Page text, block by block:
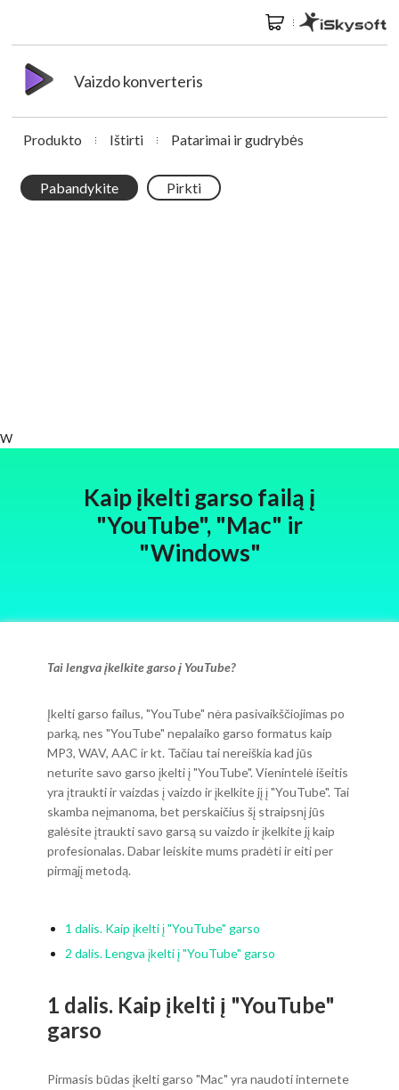
Vaizdo konverteris
Produkto Ištirti Patarimai ir gudrybės
Pabandykite Pirkti
W
Kaip įkelti garso failą į
"YouTube", "Mac" ir
"Windows"
Tai lengva įkelkite garso į YouTube?
Įkelti garso failus, "YouTube" nėra pasivaikščiojimas po
parką, nes "YouTube" nepalaiko garso formatus kaip
MP3, WAV, AAC ir kt. Tačiau tai nereiškia kad jūs
neturite savo garso įkelti į "YouTube". Vienintelė išeitis
yra įtraukti ir vaizdas į vaizdo ir įkelkite jį į "YouTube". Tai
skamba neįmanoma, bet perskaičius šį straipsnį jūs
galėsite įtraukti savo garsą su vaizdo ir įkelkite jį kaip
profesionalas. Dabar leiskite mums pradėti ir eiti per
pirmąjį metodą.
1 dalis. Kaip įkelti į "YouTube" garso
2 dalis. Lengva įkelti į "YouTube" garso
1 dalis. Kaip įkelti į "YouTube"
garso
Pirmasis būdas įkelti garso "Mac" yra naudoti internete